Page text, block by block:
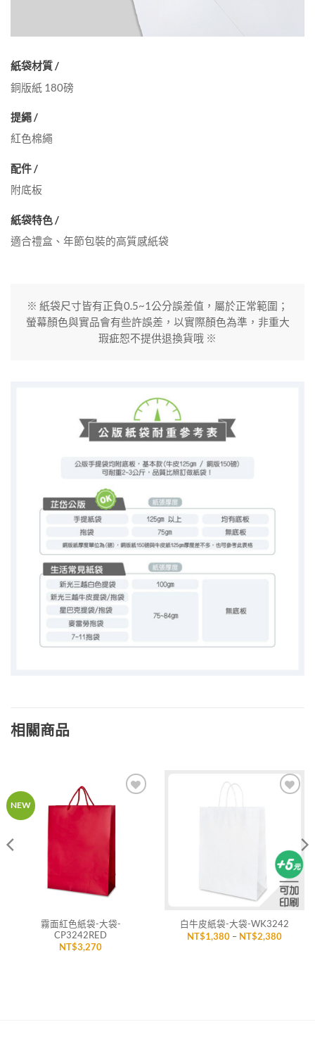
紙袋材質 /
銅版紙 180磅
提繩 /
紅色棉繩
配件 /
附底板
紙袋特色 /
適合禮盒、年節包裝的高質感紙袋
※ 紙袋尺寸皆有正負0.5~1公分誤差值，屬於正常範圍；
螢幕顏色與實品會有些許誤差，以實際顏色為準，非重大
瑕疵恕不提供退換貨哦 ※
相關商品
NEW
霧面紅色紙袋-大袋-
CP3242RED
NT$3,270
白牛皮紙袋-大袋-WK3242
NT$1,380 – NT$2,380價